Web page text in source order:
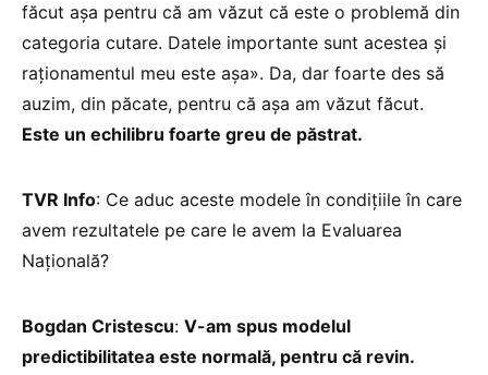
făcut așa pentru că am văzut că este o problemă din
categoria cutare. Datele importante sunt acestea și
raționamentul meu este așa». Da, dar foarte des să
auzim, din păcate, pentru că așa am văzut făcut.
Este un echilibru foarte greu de păstrat.
TVR Info: Ce aduc aceste modele în condițiile în care
avem rezultatele pe care le avem la Evaluarea
Națională?
Bogdan Cristescu: V-am spus modelul
predictibilitatea este normală, pentru că revin.